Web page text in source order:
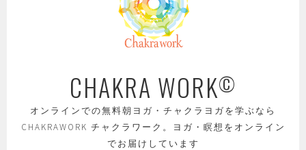
CHAKRA WORK©
オンラインでの無料朝ヨガ・チャクラヨガを学ぶなら
CHAKRAWORK チャクラワーク。ヨガ・瞑想をオンライン
でお届けしています